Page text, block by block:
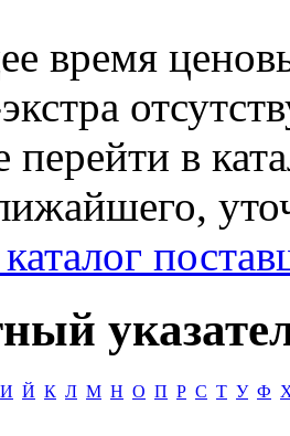
время
в
И Й К Л М Н О П Р С Т У Ф